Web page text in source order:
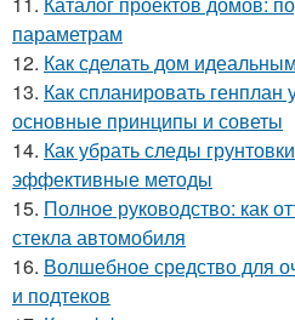
параметрам
12. Как сделать дом
13. Как спланировать генплан
основные принципы и советы
14. Как убрать следы
эффективные методы
15. Полное руководство: как
стекла автомобиля
16. Волшебное средство для
и подтеков